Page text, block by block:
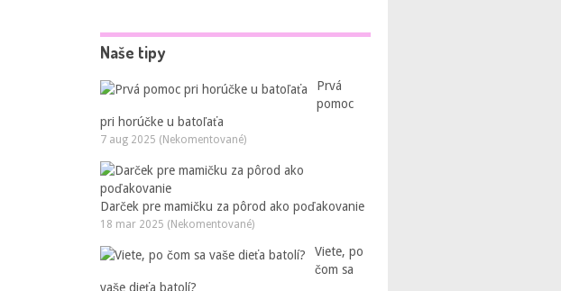
Naše tipy
Prvá
pomoc
pri horúčke u batoľaťa
7 aug 2025 (Nekomentované)
Darček pre mamičku za pôrod ako poďakovanie
18 mar 2025 (Nekomentované)
Viete, po
čom sa
vaše dieťa batolí?